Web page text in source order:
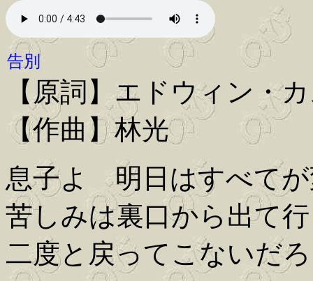
告別
【原詞】エドウィン・
【作曲】林光
息子よ 明日はすべて
苦しみは裏口から出て
二度と戻ってこないだ